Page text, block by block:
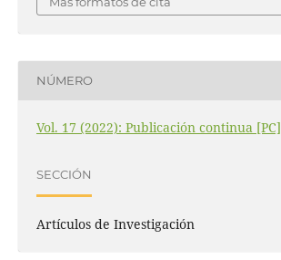
NÚMERO
Vol. 17 (2022): Publicación continua [PC]
SECCIÓN
Artículos de Investigación